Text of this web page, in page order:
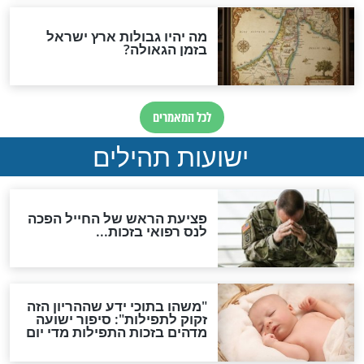
להמתקת הדינים וביטול
גזרות
סגולת ע"ב שמות הקודש
תפילה סגולית להמתקת
הדינים